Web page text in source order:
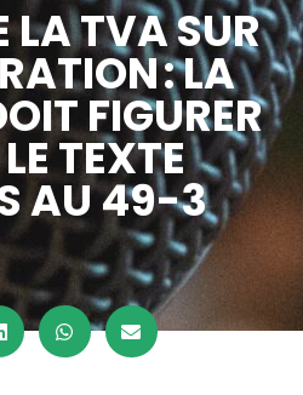
LA TVA SUR
: LA
FIGURER
TEXTE
AU 49-3